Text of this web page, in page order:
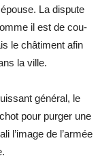
La dis­pute
il est de cou­
le châ­ti­ment afin
la ville.
gé­né­ral, le
pour pur­ger une
l’image de l’ar­mée